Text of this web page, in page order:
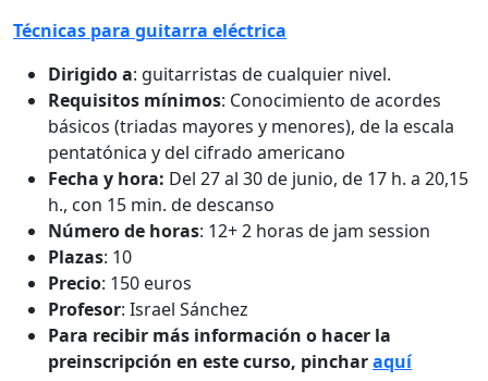
Técnicas para guitarra eléctrica
Dirigido a: guitarristas de cualquier nivel.
Requisitos mínimos: Conocimiento de acordes
básicos (triadas mayores y menores), de la escala
pentatónica y del cifrado americano
Fecha y hora: Del 27 al 30 de junio, de 17 h. a 20,15
h., con 15 min. de descanso
Número de horas: 12+ 2 horas de jam session
Plazas: 10
Precio: 150 euros
Profesor: Israel Sánchez
Para recibir más información o hacer la
preinscripción en este curso, pincharaquí